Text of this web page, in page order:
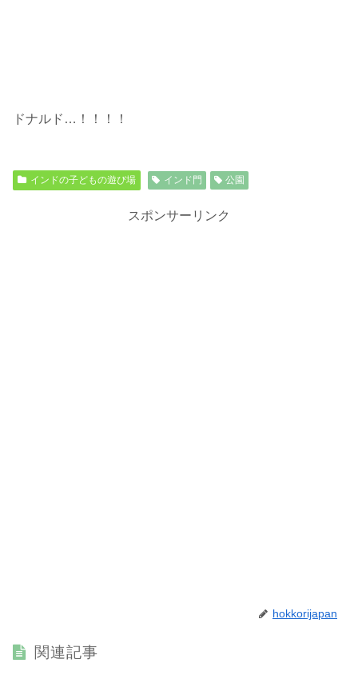
ドナルド…！！！！
インドの子どもの遊び場 インド門 公園
スポンサーリンク
hokkorijapan
関連記事